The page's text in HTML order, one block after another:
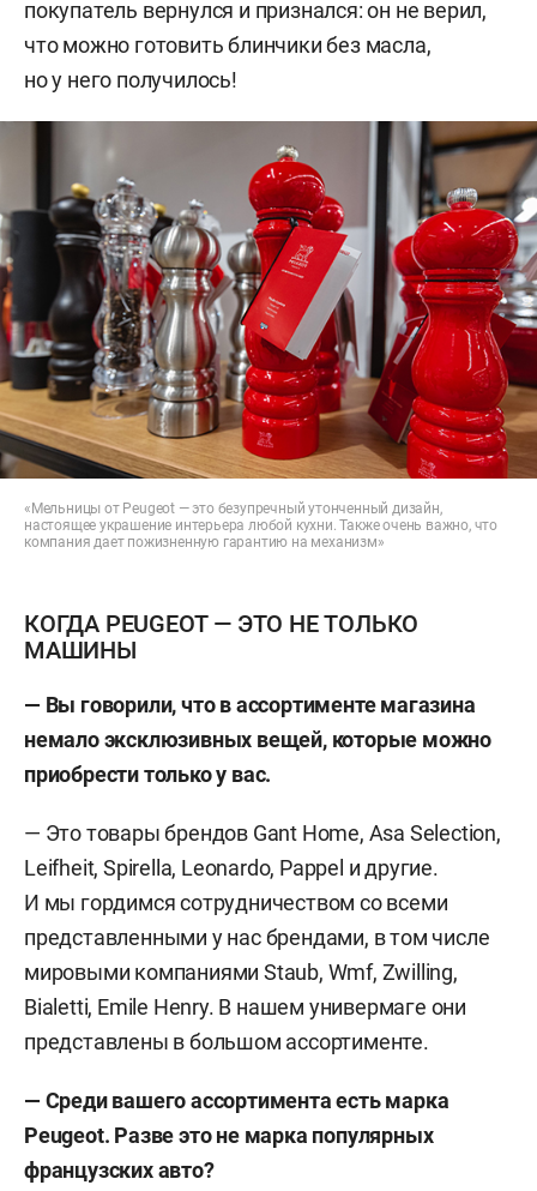
покупатель вернулся и признался: он не верил,
что можно готовить блинчики без масла,
но у него получилось!
«Мельницы от Peugeot — это безупречный утонченный дизайн,
настоящее украшение интерьера любой кухни. Также очень важно, что
компания дает пожизненную гарантию на механизм»
КОГДА PEUGEOT — ЭТО НЕ ТОЛЬКО
МАШИНЫ
— Вы говорили, что в ассортименте магазина
немало эксклюзивных вещей, которые можно
приобрести только у вас.
— Это товары брендов Gant Home, Asa Selection,
Leifheit, Spirella, Leonardo, Pappel и другие.
И мы гордимся сотрудничеством со всеми
представленными у нас брендами, в том числе
мировыми компаниями Staub, Wmf, Zwilling,
Bialetti, Emile Henry. В нашем универмаге они
представлены в большом ассортименте.
— Среди вашего ассортимента есть марка
Peugeot. Разве это не марка популярных
французских авто?